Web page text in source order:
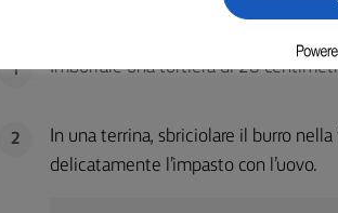
1 Imburrare una tortiera di 28
2
In una terrina, sbriciolare il burro
delicatamente l’impasto con l’uovo.